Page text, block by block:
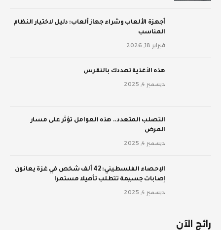
أجهزة الألعاب وشراء جهاز ألعاب: دليل لاختيار النظام
المناسب
فبراير 18, 2026
‫هذه الأغذية تهددك بالنقرس
ديسمبر 4, 2025
‫التصلب المتعدد.. هذه العوامل تؤثر على مسار
المرض
ديسمبر 4, 2025
الإحصاء الفلسطيني: 42 ألف شخص في غزة يعانون
إصابات جسيمة تتطلب تأهيلا مستمرا
ديسمبر 4, 2025
رائج الآن